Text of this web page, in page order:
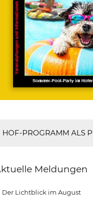
HOF-PROGRAMM ALS
Meldungen
Der Lichtblick im August